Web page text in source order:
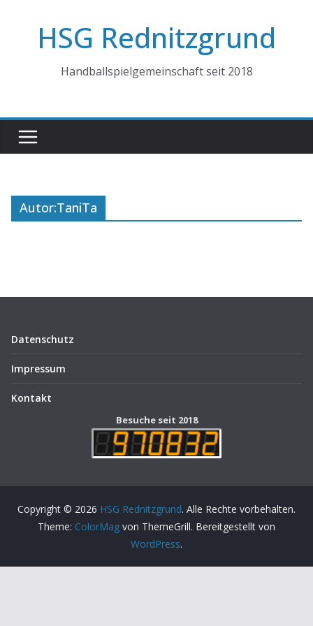
springenHSG Rednitzgrund
Handballspielgemeinschaft seit 2018
Autor:TaniTa
Datenschutz
Impressum
Kontakt
Besuche seit 2018
Copyright © 2026 HSG Rednitzgrund. Alle Rechte vorbehalten.
Theme: ColorMag von ThemeGrill. Bereitgestellt von
WordPress.